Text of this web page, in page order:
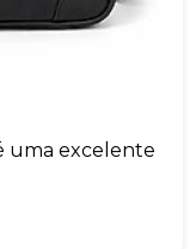
uma excelente